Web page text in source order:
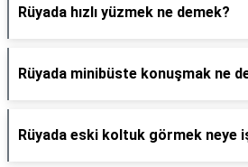
Rüyada hızlı yüzmek ne demek?
Rüyada minibüste konuşmak ne
Rüyada eski koltuk görmek neye